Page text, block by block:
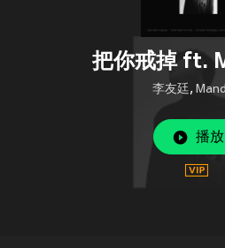
把你戒掉 ft.
李友廷,
播放